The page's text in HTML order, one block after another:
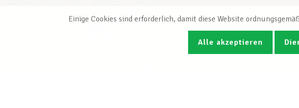
Einige Cookies sind erforderlich, damit diese Website
Alle akzeptieren